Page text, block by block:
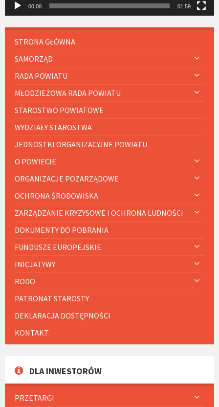
00:00 01:59
STRONA GŁÓWNA
SAMORZĄD
RADA POWIATU
MŁODZIEŻOWA RADA POWIATU
STAROSTWO POWIATOWE
WYDZIAŁY STAROSTWA
JEDNOSTKI ORGANIZACYJNE POWIATU
O POWIECIE
ORGANIZACJE POZARZĄDOWE
OCHRONA ŚRODOWISKA
ZARZĄDZANIE KRYZYSOWE I OCHRONA LUDNOŚCI
DOKUMENTY DO POBRANIA
FUNDUSZE EUROPEJSKIE
INICJATYWY
RODO
PATRONAT STAROSTY
DEKLARACJA DOSTĘPNOŚCI
KONTAKT
DLA INWESTORÓW
PRZETARGI